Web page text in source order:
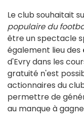
Le club souhaitait
populaire du
être un spectacle
également lieu des
d'Evry dans les
gratuité n'est
actionnaires du
permettre de
au manque à